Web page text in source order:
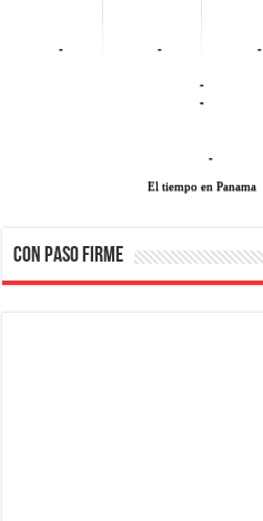
- - -
-
-
-
El tiempo en Panama
CON PASO FIRME